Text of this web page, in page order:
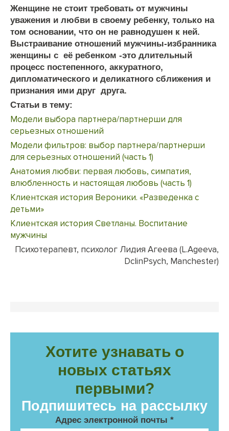
Женщине не стоит требовать от мужчины
уважения и любви в своему ребенку, только на
том основании, что он не равнодушен к ней.
Выстраивание отношений мужчины-избранника
женщины с её ребенком -это длительный
процесс постепенного, аккуратного,
дипломатического и деликатного сближения и
признания ими друг друга.
Статьи в тему:
Модели выбора партнера/партнерши для
серьезных отношений
Модели фильтров: выбор партнера/партнерши
для серьезных отношений (часть 1)
Анатомия любви: первая любовь, симпатия,
влюбленность и настоящая любовь (часть 1)
Клиентская история Вероники. «Разведенка с
детьми»
Клиентская история Светланы. Воспитание
мужчины
Психотерапевт, психолог Лидия Агеева (L.Ageeva,
DclinPsych, Manchester)
Хотите узнавать о
новых статьях
первыми?
Подпишитесь на рассылку
Адрес электронной почты *